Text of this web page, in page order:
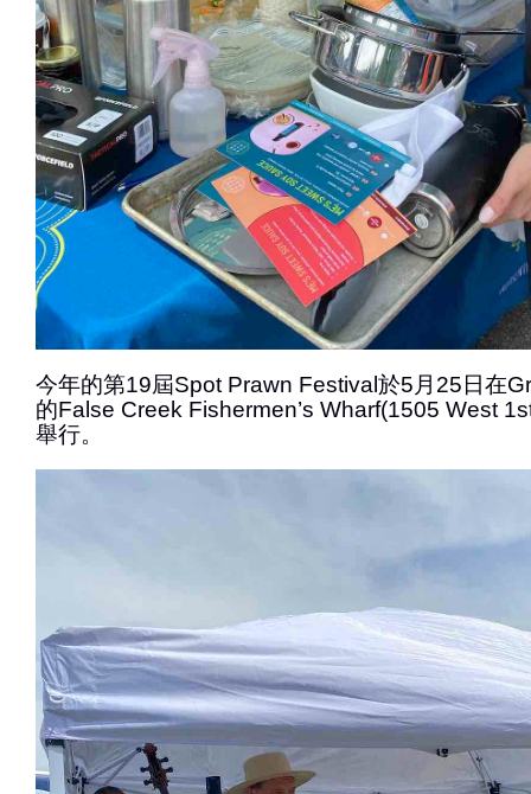
今年的第19屆Spot Prawn Festival於5月25日在
的False Creek Fishermen’s Wharf(1505 West
舉行。